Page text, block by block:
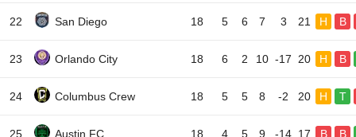
22 San Diego 18 5 6 7 3 21 H B
23 Orlando City 18 6 2 10 -17 20 H B
24 Columbus Crew 18 5 5 8 -2 20 H T
25 Austin FC 18 4 5 9 -14 17 B B